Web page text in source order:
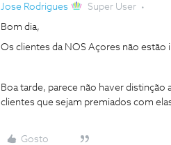
Jose Rodrigues Super User
Bom dia,
Os clientes da NOS Açores não estão
Boa tarde, parece não haver
clientes que sejam premiados com
Gosto